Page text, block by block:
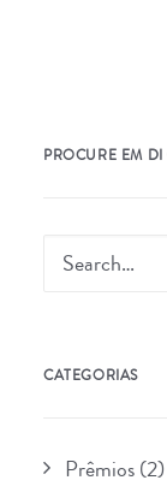
PROCURE EM
CATEGORIAS
Prêmios(2)